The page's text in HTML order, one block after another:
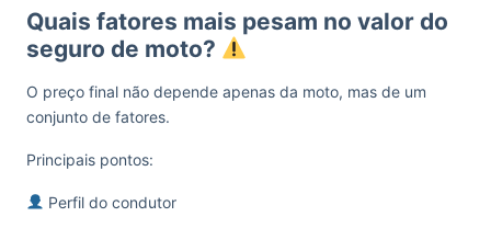
Quais fatores mais pesam no valor do
seguro de moto?
O preço final não depende apenas da moto, mas de um
conjunto de fatores.
Principais pontos:
Perfil do condutor